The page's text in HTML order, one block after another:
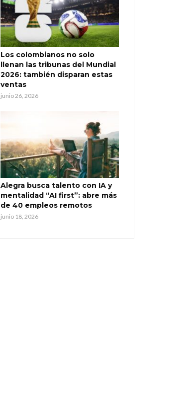
Los colombianos no solo
llenan las tribunas del Mundial
2026: también disparan estas
ventas
junio 26, 2026
Alegra busca talento con IA y
mentalidad “AI first”: abre más
de 40 empleos remotos
junio 18, 2026